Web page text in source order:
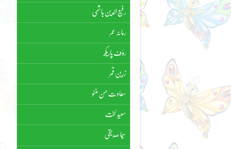
رفیع الدین ہاشمی
رمانہ عمر
رؤف پاریکھ
زرین قمر
سعادت حسن منٹو
سعید لخت
سیما صدیقی